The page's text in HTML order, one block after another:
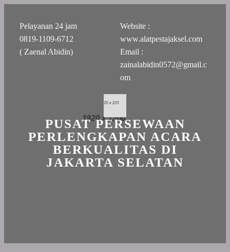
Pelayanan 24 jam
0819-1109-6712
( Zaenal Abidin)
Website :
www.alatpestajaksel.com
Email :
zainalabidin0572@gmail.c
om
PUSAT PERSEWAAN
PERLENGKAPAN ACARA
BERKUALITAS DI
JAKARTA SELATAN